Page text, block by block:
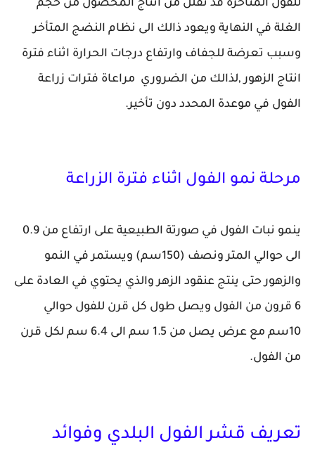
للفول المتأخرة قد تقلل من انتاج المحصول من حجم
الغلة في النهاية ويعود ذالك الى نظام النضج المتأخر
وسبب تعرضة للجفاف وارتفاع درجات الحرارة اثناء فترة
انتاج الزهور ,لذالك من الضروري مراعاة فترات زراعة
الفول في موعدة المحدد دون تأخير.
مرحلة نمو الفول اثناء فترة الزراعة
الى حوالي المتر ونصف (150سم) ويستمر في النمو
والزهور حتى ينتج عنقود الزهر والذي يحتوي في العادة على
6 قرون من الفول ويصل طول كل قرن للفول حوالي
10سم مع عرض يصل من 1.5 سم الى 6.4 سم لكل قرن
من الفول.
تعريف قشر الفول البلدي وفوائد